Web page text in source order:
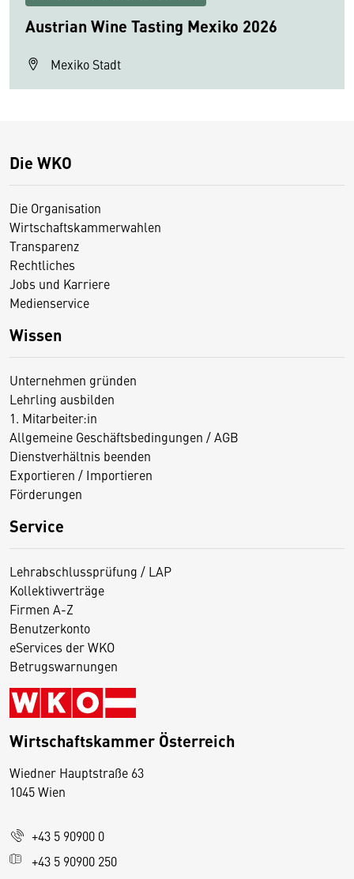
Austrian Wine Tasting Mexiko 2026
Mexiko Stadt
Die WKO
Die Organisation
Wirtschaftskammerwahlen
Transparenz
Rechtliches
Jobs und Karriere
Medienservice
Wissen
Unternehmen gründen
Lehrling ausbilden
1. Mitarbeiter:in
Allgemeine Geschäftsbedingungen / AGB
Dienstverhältnis beenden
Exportieren / Importieren
Förderungen
Service
Lehrabschlussprüfung / LAP
Kollektivverträge
Firmen A-Z
Benutzerkonto
eServices der WKO
Betrugswarnungen
Wirtschaftskammer Österreich
Wiedner Hauptstraße 63
1045 Wien
+43 5 90900 0
+43 5 90900 250
D
s
e